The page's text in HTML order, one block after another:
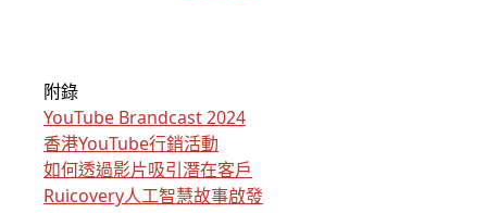
附錄
YouTube Brandcast 2024
香港YouTube行銷活動
如何透過影片吸引潛在客戶
Ruicovery人工智慧故事啟發